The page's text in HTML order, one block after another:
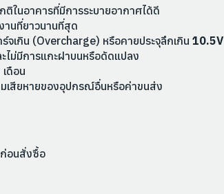
ติในอาคารที่มีการระบายอากาศได้ดี
านที่ยาวนานที่สุด
จเกิน (Overcharge) หรือคายประจุลึกเกิน10.5V
ไม่มีการแกะฝาบนหรือดัดแปลง
ดือน
มเสียหายของอุปกรณ์อื่นหรือค่าขนส่ง
ก่อนสั่งซื้อ